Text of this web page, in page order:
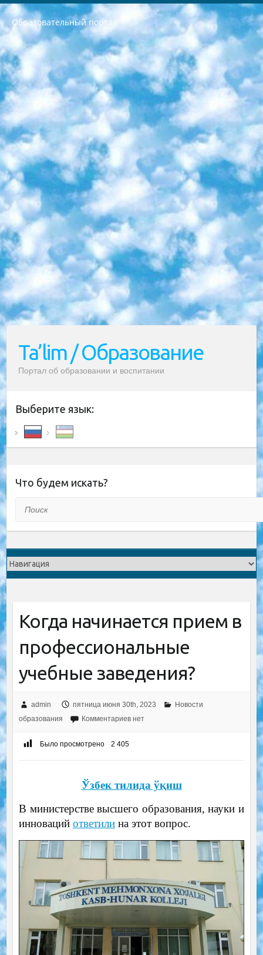
Образовательный портал
РЕСПУБЛИКА УЗБЕКИСТАН МИНИСТРЕРСТВО ДОШКОЛЬНОГО И ШКОЛЬНОГО ОБРАЗОВАНИЯ КОМАНДА в общеобразовательных учреждениях в 2023-2024 учебном году организация и проведение итоговой государственной аттестации обучающихся о Министра дошкольного и школьного образования Республики Узбекистан от 4 марта 2008 года (постановлением Минюста от 20 марта 2008 года № 1778 государственной регистрации) «Итоговое состояние учащихся общего среднего образования на основании положения об утверждении положения об аттестации общего среднего образования выпускной экзамен студентов в образовательных учреждениях в 2023-2024 учебном году В целях организации и прохождения аттестации приказываю: 1. Следующее: перечень предметов, по которым будет проводиться итоговая государственная аттестация и экзамен формы перевода согласно приложению 1; сертификаты международного образца, оценивающие уровень владения иностранными языками перечень согласно приложению 2; 2. Педагогический при специализированных образовательных учреждениях. научно-практический центр квалификации и международной оценки (Д.Давидова) 2024 г. До 25 марта: задания по предметам, по которым будет проводиться итоговая аттестация разработка и утверждение технических условий; итоговая аттестация на основании разработанного предметного задания разработка вопросов по предметам (устно и письменно), экзамен передача; общеобразовательные средние школы и специальные учебные заведения учащиеся выпускных классов школ и интернатов в агентской системе подготовка базы данных экзаменационных материалов и критериев оценки; перевод базы экзаменационных материалов на все языки обучения подать в Республиканский образовательный центр для изготовления; варианты экзаменов на основе разработанных контрольных материалов пусть будут поставлены задачи формирования. 3. Республиканский образовательный центр (Ш.Худайкулов) до 5 апреля 2024 года. до: база данных предоставленных экзаменационных материалов на все языки обучения перевод и экспертиза; для слепых, слабовидящих, глухих, слабослышащих и умственно отсталых детей учащиеся выпускных классов специализированных школ и школ-интернатов база данных экзаменационных материалов на всех преподаваемых языках подготовка критериев оценки; специализированные школы для умственно отсталых детей и технологии для учащихся выпускных классов школ-интернатов разработка соответствующих рекомендаций и критериев проведения ЕГЭ по естествознанию давать задания. 4. Педагогический при специализированных образовательных учреждениях. Научно-практический центр навыков и международной оценки (Д.Давидова), Республика образовательный центр (Худайкулов Ш.) итоговый государственный аттестационный экзамен ориентирован на творческое и логическое мышление при подготовке базы материалов учитывать введение заданий. 5. Следует отметить, что: сертификат государственного образца о знании общеобразовательного предмета и как минимум национальный уровень B1 по предметам на иностранных языках, указанным в Приложении 2. или международно признанный сертификат эквивалентного уровня студенты, изучающие определенный предмет, освобождаются от экзамена; по соответствующим предметам запланирована итоговая государственная аттестация за день до дня, путем жеребьевки Рабочей группой (в письменной форме по предметам, проводимым в форме) из числа сформированных вариантов выбрано 2 варианта; 2 выбранных варианта экзамена анонсированы на официальном сайте министерства и все выпускники по всей стране на основе этих вариантов проводит итоговую государственную аттестацию. 6. Государственное образование учащихся средних общеобразовательных учреждений. знания в соответствии с квалификационными требованиями, которые необходимо приобрести на основании стандартов итоговый (выпускной) контроль для 9 и 11 классов в целях тестирования Экзамены (далее – экзамены) состоят из предметов, перечисленных в приложении 1. будет сделано. 7. Экзамены пройдут с 26 мая по 15 июня 2024 г. (кроме науки физического воспитания). 8. Физическая для учащихся 9 классов общесредних образовательных учреждений. Экзамены по предмету «Образование, квалификация медицина» 1-6 мая 2024 года. сотрудники перевести под присмотр (с отклонениями в физическом или умственном развитии) специализированная школа для детей, школы-интернаты и со сколиозом школы-интернаты санаторного типа для больных детей исключены). 9. Он был слепым, слабовидящим и имел нарушения опорно-двигательного аппарата. экзамены в специализированных школах и интернатах для детей должны проводиться исходя из требований, предъявляемых к общеобразовательным учреждениям (физкультура кроме науки). 10. Специализированная школа для глухих и слабослышащих детей. и экзамены в интернатах и быть реализован в виде письменного теста по математике. 11. Специальность для умственно отсталых детей. Для 9 класса Родной язык и литературное письмо Государственный язык (язык обучения – узбекский). для неклассов) написано Математическое письмо Письменная/устная история Узбекистана Физическое воспитание практично Итоговый контроль Для 11 класса Написание родного языка и литературы (эссе) Математическое письмо Узбекский язык (обучение на узбекском языке) не посещающее общее среднее образование для учреждений)/Образовательное учреждение выбор письменный и устный Иностранный язык письменный/устный Письменная/устная история Узбекистана *По выбору студента:  Химия  Физика  Основы государственного права  География 10 бесплатных образовательных ресурсов - Мы составили подборку онлайн-проектов с интерактивными упражнениями, видеолекциями и статьями. Они помогут вам обрести новые и освежить старые знания бесплатно. 1. «ИНТУИТ» Старейшая образовательная площадка Рунета. Здесь вы найдёте сотни текстовых и видеокурсов на десятки различных тем — от программирования до психологии. Многие курсы подготовлены российскими университетами и крупными международными компаниями вроде Intel и Microsoft. Самостоятельное обучение бесплатное, но желающие могут оплатить услуги персональных наставников. 2. «Смартия» знакомит с актуальными профессиями и подсказывает, как им обучаться. Выбрав заинтересовавшую вас специальность — SMM-специалист, фотограф, веб-дизайнер или другую, — увидите список необходимых для неё умений. Чтобы вы могли освоить их самостоятельно, для каждого умения площадка отображает подборку ссылок на учебные материалы. Хотя «Смартия» ориентируется на русскоязычную аудиторию, часть контента всё же доступна только на английском. 3. «Лекторий Физтеха» Проект Московского физико-технического института (Физтеха). С его помощью вы можете смотреть онлайн серии лекций, записанные на видео в этом вузе. В числе доступных предметов — физика, биология, химия, информационные технологии и другие. К некоторым лекциям администрация ресурса прилагает готовые конспекты, которые можно скачивать в PDF-формате. 4. ITMOcourses Онлайн-площадка Санкт-Петербургского национального исследовательского университета информационных технологий, механики и оптики (ИТМО). Ресурс предоставляет свободный доступ к курсам, разработанным в этом вузе. Каталог материалов разбит на четыре категории: «Оптические системы и технологии», «Приборостроение и робототехника», «Информационные технологии» и «Биотехнологии». Курсы состоят из видеолекций, интерактивных демонстраций и заданий. 5. «КиберЛенинка» Электронная научная библиотека открытого доступа. Каталог площадки регулярно обрастает текстами статей из различных научных изданий. Сгруппированные по журналам и рубрикам публикации можно читать онлайн или скачивать целиком в PDF-формате. Проект нацелен на популяризацию науки за счёт открытого доступа к качественной информации. 6. «ПостНаука» На этом ресурсе публикуют подборки видеолекций, составленные экспертами из разных отраслей и объединённые общими темами. Среди них, к примеру, есть серии «Биоинформатика и геномика», «Культура средневековой Скандинавии» и Cinema Studies о теории кино. Каждая подборка лекций — логически связанная история, рассказанная экспертом от первого лица. Кроме того, на сайте появляются научно-образовательные статьи и тесты на разные темы. 7. «Newочём» Команда проекта «Newочём» отбирает самые интересные тексты из англоязычных СМИ и переводит те из них, за которые голосуют участники сообщества «ВКонтакте». По большей части это научно-популярные статьи. Редакторы придумывают лишь заголовки, в остальном содержание переводов соответствует оригиналам. Полные тексты можно читать прямо в социальной сети. 8. InternetUrok Онлайн-база материалов по основным дисциплинам школьной программы. Информация на сайте структурирована по классам, предметам и темам (урокам). Каждый урок состоит из видеолекций и конспектов. Есть также интерактивные тренажёры и тесты для закрепления пройденного материала. Даже если вы давно окончили школу, возможность повторить программу старших классов всегда может пригодиться. 9. Edutainme Ещё один ресурс об образовании. В отличие от Newtonew, как мне кажется, Edutainme больше ориентируется на представителей индустрии: педагогов, предпринимателей, разработчиков образовательных проектов. Но и любой, кто просто стремится к саморазвитию, найдёт на сайте много полезного и интересного для себя. Например, информацию о новых курсах и образовательных сервисах. 10. Newtonew Онлайн-медиа об образовании и обучении в широком смысле. Авторы Newtonew пишут об инструментах, заведениях, тактиках и стратегиях, которые помогают учить других и получать новые знания самостоятельно. На этой площадке вы найдёте новости, обзоры, аналитические мат
Ta’lim / Образование
Портал об образовании и воспитании
Выберите язык:
Что будем искать?
Когда начинается прием в
профессиональные
учебные заведения?
admin пятница июня 30th, 2023
Новости
образования
Комментариев нет
Было просмотрено 2 405
Ўзбек тилида ўқиш
В министерстве высшего образования, науки и
инноваций ответилина этот вопрос.